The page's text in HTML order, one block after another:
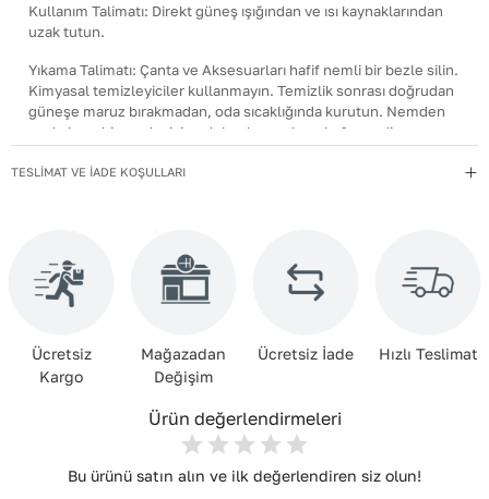
Kullanım Talimatı: Direkt güneş ışığından ve ısı kaynaklarından
uzak tutun.
Yıkama Talimatı: Çanta ve Aksesuarları hafif nemli bir bezle silin.
Kimyasal temizleyiciler kullanmayın. Temizlik sonrası doğrudan
güneşe maruz bırakmadan, oda sıcaklığında kurutun. Nemden
uzak, kuru bir yerde, içine dolgu koyarak muhafaza edin.
Deri Cinsi:Dana Derisi
TESLİMAT VE İADE KOŞULLARI
Ücretsiz
Kargo
Mağazadan
Değişim
Ücretsiz İade Hızlı Teslimat
Ürün değerlendirmeleri
Bu ürünü satın alın ve ilk değerlendiren siz olun!